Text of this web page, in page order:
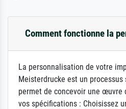
Comment fonctionne la
La personnalisation de votre
Meisterdrucke est un
permet de concevoir une œuvre
vos spécifications : Choisissez